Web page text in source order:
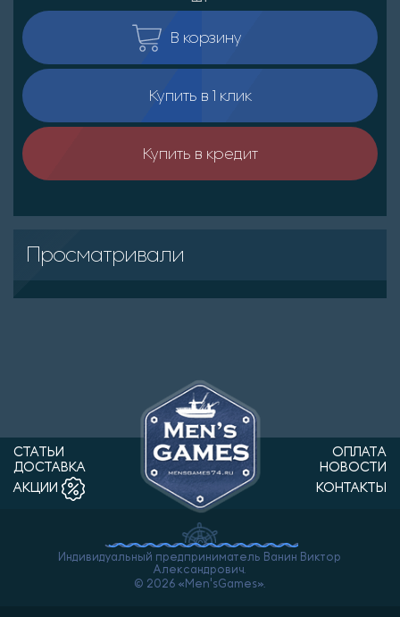
В корзину
Купить в 1 клик
Купить в кредит
Просматривали
СТАТЬИ
ОПЛАТА
ДОСТАВКА
НОВОСТИ
АКЦИИ
КОНТАКТЫ
Индивидуальный предприниматель Ванин Виктор
Александрович.
© 2026 «Men'sGames».